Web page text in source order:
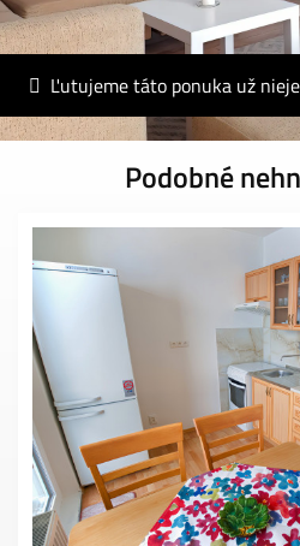
Ľutujeme táto ponuka už
Podobné